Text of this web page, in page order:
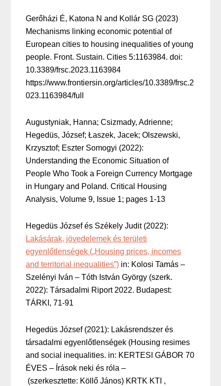
Gerőházi É, Katona N and Kollár SG (2023)
Mechanisms linking economic potential of
European cities to housing inequalities of young
people. Front. Sustain. Cities 5:1163984. doi:
10.3389/frsc.2023.1163984
https://www.frontiersin.org/articles/10.3389/frsc.2
023.1163984/full
Augustyniak, Hanna; Csizmady, Adrienne;
Hegedüs, József; Łaszek, Jacek; Olszewski,
Krzysztof; Eszter Somogyi (2022):
Understanding the Economic Situation of
People Who Took a Foreign Currency Mortgage
in Hungary and Poland. Critical Housing
Analysis, Volume 9, Issue 1; pages 1-13
Hegedüs József és Székely Judit (2022):
Lakásárak, jövedelemek és területi
egyenlőtlenségek („Housing prices, incomes
and territorial inequalities”) in: Kolosi Tamás –
Szelényi Iván – Tóth István György (szerk.
2022): Társadalmi Riport 2022. Budapest:
TÁRKI, 71-91
Hegedüs József (2021): Lakásrendszer és
társadalmi egyenlőtlenségek (Housing resimes
and social inequalities. in: KERTESI GÁBOR 70
ÉVES – Írások neki és róla –
(szerkesztette: Köllő János) KRTK KTI ,